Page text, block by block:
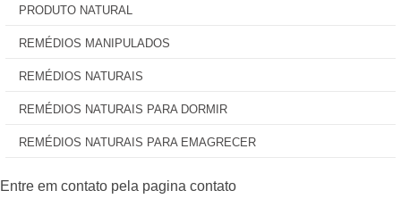
PRODUTO NATURAL
REMÉDIOS MANIPULADOS
REMÉDIOS NATURAIS
REMÉDIOS NATURAIS PARA DORMIR
REMÉDIOS NATURAIS PARA EMAGRECER